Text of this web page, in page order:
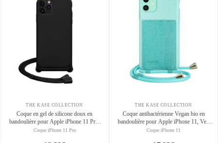
THE KASE COLLECTION
Coque en gel de silicone doux en
bandoulière pour Apple iPhone 11 Pro,
Noir satin
Coque iPhone 11 Pro
THE KASE COLLECTION
Coque antibactérienne Vegan bio en
bandoulière pour Apple iPhone 11, Vert
brumeux
Coque iPhone 11